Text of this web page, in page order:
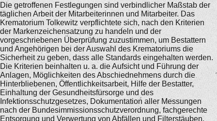
Die getroffenen Festlegungen sind verbindlicher Maßstab der
täglichen Arbeit der Mitarbeiterinnen und Mitarbeiter. Das
Krematorium Tolkewitz verpflichtete sich, nach den Kriterien
der Markenzeichensatzung zu handeln und der
vorgeschriebenen Überprüfung zuzustimmen, um Bestattern
und Angehörigen bei der Auswahl des Krematoriums die
Sicherheit zu geben, dass alle Standards eingehalten werden.
Die Kriterien beinhalten u. a. die Aufsicht und Führung der
Anlagen, Möglichkeiten des Abschiednehmens durch die
Hinterbliebenen, Öffentlichkeitsarbeit, Hilfe der Bestatter,
Einhaltung der Gesundheitsfürsorge und des
Infektionsschutzgesetzes, Dokumentation aller Messungen
nach der Bundesimmissionsschutzverordnung, fachgerechte
Entsorgung und Verwertung von Abfällen und Filterstäuben,